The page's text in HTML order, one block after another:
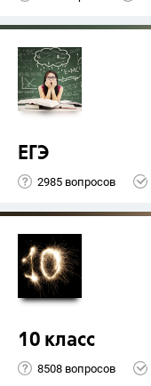
ЕГЭ
2985 вопросов
10 класс
8508 вопросов